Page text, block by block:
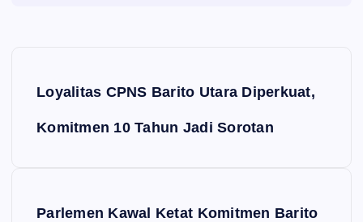
Loyalitas CPNS Barito Utara Diperkuat,
Komitmen 10 Tahun Jadi Sorotan
Parlemen Kawal Ketat Komitmen Barito